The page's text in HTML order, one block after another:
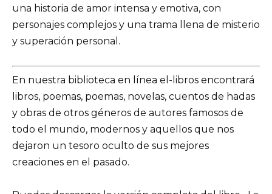
una historia de amor intensa y emotiva, con
personajes complejos y una trama llena de misterio
y superación personal.
En nuestra biblioteca en línea el-libros encontrará
libros, poemas, poemas, novelas, cuentos de hadas
y obras de otros géneros de autores famosos de
todo el mundo, modernos y aquellos que nos
dejaron un tesoro oculto de sus mejores
creaciones en el pasado.